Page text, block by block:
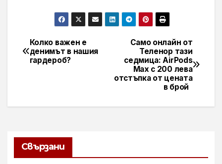
Навигация
Само онлайн от
Теленор тази
седмица: AirPods
Max с 200 лева
отстъпка от цената
в брой
Колко важен е
денимът в нашия
гардероб?
Свързани